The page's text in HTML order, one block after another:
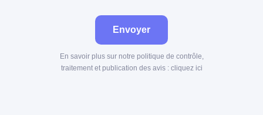
Envoyer
En savoir plus sur notre politique de contrôle,
traitement et publication des avis : cliquez ici